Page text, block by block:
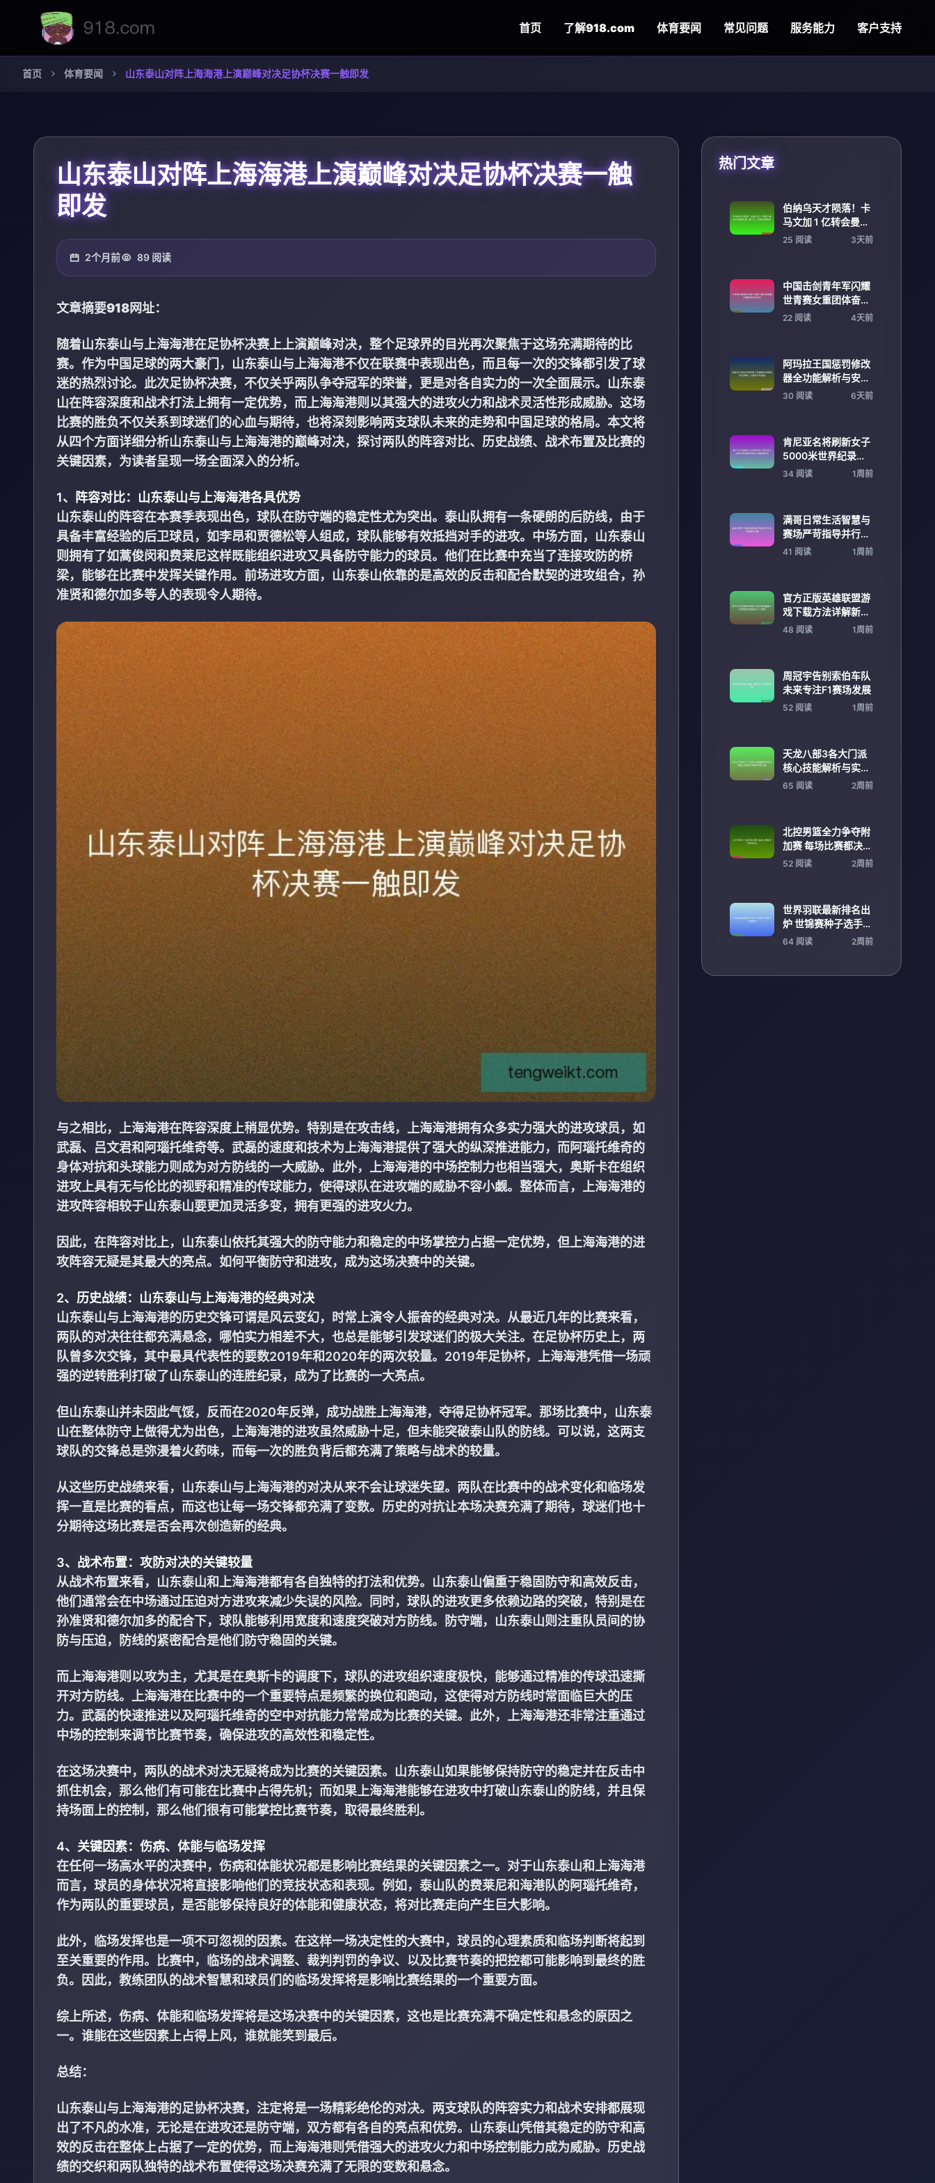
首页 了解918.com 体育要闻 常见问题 服务能力 客户支持
首页 体育要闻 山东泰山对阵上海海港上演巅峰对决足协杯决赛一触即发
山东泰山对阵上海海港上演巅峰对决足协杯决赛一触
即发
2个月前 89 阅读
文章摘要918网址：
随着山东泰山与上海海港在足协杯决赛上上演巅峰对决，整个足球界的目光再次聚焦于这场充满期待的比
赛。作为中国足球的两大豪门，山东泰山与上海海港不仅在联赛中表现出色，而且每一次的交锋都引发了球
迷的热烈讨论。此次足协杯决赛，不仅关乎两队争夺冠军的荣誉，更是对各自实力的一次全面展示。山东泰
山在阵容深度和战术打法上拥有一定优势，而上海海港则以其强大的进攻火力和战术灵活性形成威胁。这场
比赛的胜负不仅关系到球迷们的心血与期待，也将深刻影响两支球队未来的走势和中国足球的格局。本文将
从四个方面详细分析山东泰山与上海海港的巅峰对决，探讨两队的阵容对比、历史战绩、战术布置及比赛的
关键因素，为读者呈现一场全面深入的分析。
1、阵容对比：山东泰山与上海海港各具优势
山东泰山的阵容在本赛季表现出色，球队在防守端的稳定性尤为突出。泰山队拥有一条硬朗的后防线，由于
具备丰富经验的后卫球员，如李昂和贾德松等人组成，球队能够有效抵挡对手的进攻。中场方面，山东泰山
则拥有了如蒿俊闵和费莱尼这样既能组织进攻又具备防守能力的球员。他们在比赛中充当了连接攻防的桥
梁，能够在比赛中发挥关键作用。前场进攻方面，山东泰山依靠的是高效的反击和配合默契的进攻组合，孙
准贤和德尔加多等人的表现令人期待。
与之相比，上海海港在阵容深度上稍显优势。特别是在攻击线，上海海港拥有众多实力强大的进攻球员，如
武磊、吕文君和阿瑙托维奇等。武磊的速度和技术为上海海港提供了强大的纵深推进能力，而阿瑙托维奇的
身体对抗和头球能力则成为对方防线的一大威胁。此外，上海海港的中场控制力也相当强大，奥斯卡在组织
进攻上具有无与伦比的视野和精准的传球能力，使得球队在进攻端的威胁不容小觑。整体而言，上海海港的
进攻阵容相较于山东泰山要更加灵活多变，拥有更强的进攻火力。
因此，在阵容对比上，山东泰山依托其强大的防守能力和稳定的中场掌控力占据一定优势，但上海海港的进
攻阵容无疑是其最大的亮点。如何平衡防守和进攻，成为这场决赛中的关键。
2、历史战绩：山东泰山与上海海港的经典对决
山东泰山与上海海港的历史交锋可谓是风云变幻，时常上演令人振奋的经典对决。从最近几年的比赛来看，
两队的对决往往都充满悬念，哪怕实力相差不大，也总是能够引发球迷们的极大关注。在足协杯历史上，两
队曾多次交锋，其中最具代表性的要数2019年和2020年的两次较量。2019年足协杯，上海海港凭借一场顽
强的逆转胜利打破了山东泰山的连胜纪录，成为了比赛的一大亮点。
但山东泰山并未因此气馁，反而在2020年反弹，成功战胜上海海港，夺得足协杯冠军。那场比赛中，山东泰
山在整体防守上做得尤为出色，上海海港的进攻虽然威胁十足，但未能突破泰山队的防线。可以说，这两支
球队的交锋总是弥漫着火药味，而每一次的胜负背后都充满了策略与战术的较量。
从这些历史战绩来看，山东泰山与上海海港的对决从来不会让球迷失望。两队在比赛中的战术变化和临场发
挥一直是比赛的看点，而这也让每一场交锋都充满了变数。历史的对抗让本场决赛充满了期待，球迷们也十
分期待这场比赛是否会再次创造新的经典。
3、战术布置：攻防对决的关键较量
从战术布置来看，山东泰山和上海海港都有各自独特的打法和优势。山东泰山偏重于稳固防守和高效反击，
他们通常会在中场通过压迫对方进攻来减少失误的风险。同时，球队的进攻更多依赖边路的突破，特别是在
孙准贤和德尔加多的配合下，球队能够利用宽度和速度突破对方防线。防守端，山东泰山则注重队员间的协
防与压迫，防线的紧密配合是他们防守稳固的关键。
而上海海港则以攻为主，尤其是在奥斯卡的调度下，球队的进攻组织速度极快，能够通过精准的传球迅速撕
开对方防线。上海海港在比赛中的一个重要特点是频繁的换位和跑动，这使得对方防线时常面临巨大的压
力。武磊的快速推进以及阿瑙托维奇的空中对抗能力常常成为比赛的关键。此外，上海海港还非常注重通过
中场的控制来调节比赛节奏，确保进攻的高效性和稳定性。
在这场决赛中，两队的战术对决无疑将成为比赛的关键因素。山东泰山如果能够保持防守的稳定并在反击中
抓住机会，那么他们有可能在比赛中占得先机；而如果上海海港能够在进攻中打破山东泰山的防线，并且保
持场面上的控制，那么他们很有可能掌控比赛节奏，取得最终胜利。
4、关键因素：伤病、体能与临场发挥
在任何一场高水平的决赛中，伤病和体能状况都是影响比赛结果的关键因素之一。对于山东泰山和上海海港
而言，球员的身体状况将直接影响他们的竞技状态和表现。例如，泰山队的费莱尼和海港队的阿瑙托维奇，
作为两队的重要球员，是否能够保持良好的体能和健康状态，将对比赛走向产生巨大影响。
此外，临场发挥也是一项不可忽视的因素。在这样一场决定性的大赛中，球员的心理素质和临场判断将起到
至关重要的作用。比赛中，临场的战术调整、裁判判罚的争议、以及比赛节奏的把控都可能影响到最终的胜
负。因此，教练团队的战术智慧和球员们的临场发挥将是影响比赛结果的一个重要方面。
综上所述，伤病、体能和临场发挥将是这场决赛中的关键因素，这也是比赛充满不确定性和悬念的原因之
一。谁能在这些因素上占得上风，谁就能笑到最后。
总结：
山东泰山与上海海港的足协杯决赛，注定将是一场精彩绝伦的对决。两支球队的阵容实力和战术安排都展现
出了不凡的水准，无论是在进攻还是防守端，双方都有各自的亮点和优势。山东泰山凭借其稳定的防守和高
效的反击在整体上占据了一定的优势，而上海海港则凭借强大的进攻火力和中场控制能力成为威胁。历史战
绩的交织和两队独特的战术布置使得这场决赛充满了无限的变数和悬念。
热门文章
伯纳乌天才陨落！卡
马文加 1 亿转会曼城
瓜迪奥拉成 _救世主_
25 阅读 3天前
中国击剑青年军闪耀
世青赛女重团体奋勇
拼搏斩获亚军佳绩
22 阅读 4天前
阿玛拉王国惩罚修改
器全功能解析与安装
使用攻略大全最新下
30 阅读 6天前
肯尼亚名将刷新女子
5000米世界纪录引
发田径格局震荡与时
34 阅读 1周前
满哥日常生活智慧与
赛场严苛指导并行的
全能教练故事
41 阅读 1周前
官方正版英雄联盟游
戏下载方法详解新手
快速安装指南最新平
48 阅读 1周前
周冠宇告别索伯车队
未来专注F1赛场发展
52 阅读 1周前
天龙八部3各大门派
核心技能解析与实战
搭配全攻略深度进阶
65 阅读 2周前
北控男篮全力争夺附
加赛 每场比赛都决定
晋级命运
52 阅读 2周前
世界羽联最新排名出
炉 世锦赛种子选手名
单确定
64 阅读 2周前